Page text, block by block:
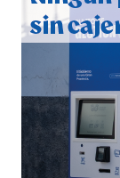
hace 5 días·